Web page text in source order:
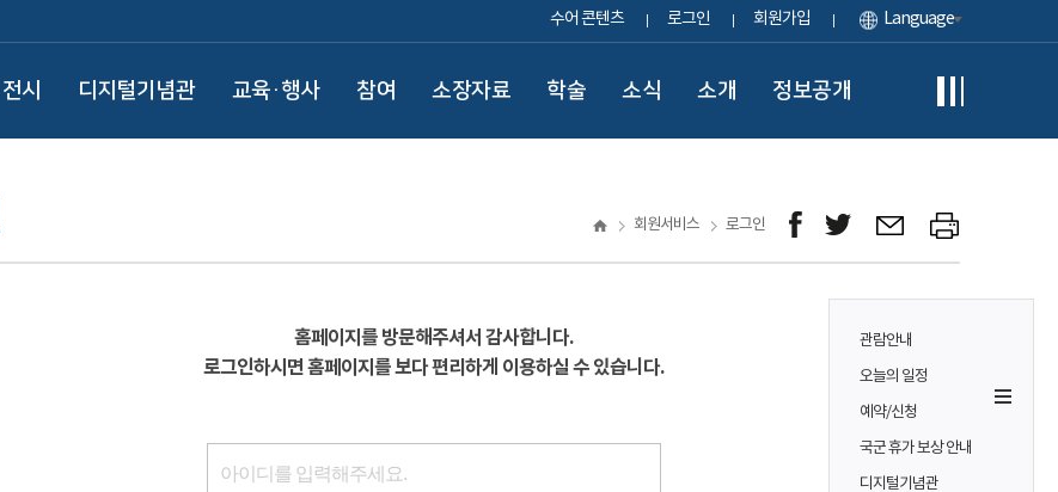
수어 콘텐츠 로그인 회원가입 Language
전시 디지털기념관 교육·행사 참여 소장자료 학술 소식 소개 정보공개
관람안내
오늘의 일정
예약/신청
국군 휴가 보상 안내
디지털기념관
회원서비스 로그인
홈페이지를 방문해주셔서 감사합니다.
로그인하시면 홈페이지를 보다 편리하게 이용하실 수 있습니다.